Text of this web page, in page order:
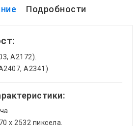
Подробности
A2172).
A2341)
x 2532 пиксела.